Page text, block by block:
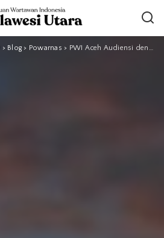
> Blog > Powarnas > PWI Aceh Audiensi dengan Kajati Yudi Triadi, Bahas Kolaborasi dan Penguatan Kompetensi Wartawan